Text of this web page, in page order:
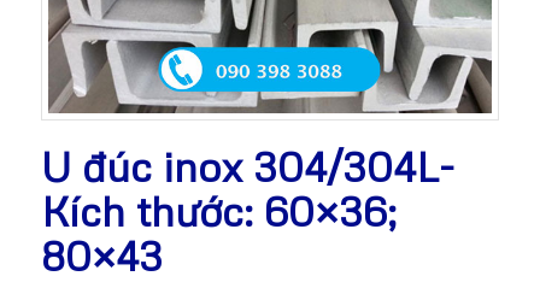
U đúc inox 304/304L-
Kích thước: 60×36;
80×43